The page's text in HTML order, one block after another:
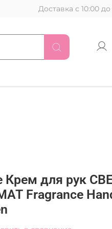
Доставка с 10:00
Крем для рук
Fragrance